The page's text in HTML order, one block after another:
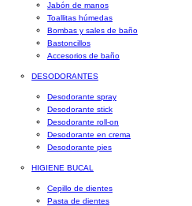
Jabón de manos
Toallitas húmedas
Bombas y sales de baño
Bastoncillos
Accesorios de baño
DESODORANTES
Desodorante spray
Desodorante stick
Desodorante roll-on
Desodorante en crema
Desodorante pies
HIGIENE BUCAL
Cepillo de dientes
Pasta de dientes